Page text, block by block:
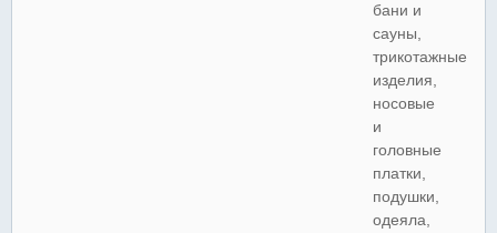
бани и
сауны,
трикотажные
изделия,
носовые
и
головные
платки,
подушки,
одеяла,